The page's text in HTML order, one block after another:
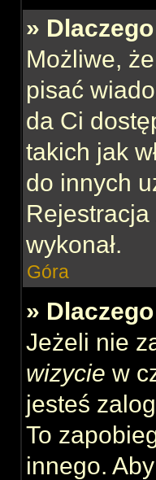
»
Możliwe,
pisać
da Ci
takich jak
do innych
wykonał.
Góra
»
Jeżeli nie
wizycie w
jesteś
To
innego.